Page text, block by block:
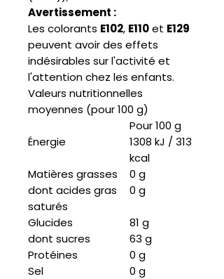
Avertissement :
Les colorants E102, E110et E129
peuvent avoir des effets
indésirables sur l'activité et
l'attention chez les enfants.
Valeurs nutritionnelles
moyennes (pour 100 g)
Pour 100 g
Énergie
1308 kJ / 313
kcal
Matières grasses
0 g
dont acides gras
saturés
0 g
Glucides
81 g
dont sucres
63 g
Protéines
0 g
Sel
0 g